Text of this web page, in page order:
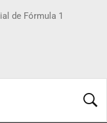
de Fórmula 1